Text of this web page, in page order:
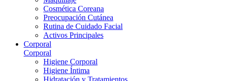
Cosmética Coreana
Preocupación Cutánea
Rutina de Cuidado Facial
Activos Principales
Corporal
Corporal
Higiene Corporal
Higiene Íntima
Hidratación y Tratamientos